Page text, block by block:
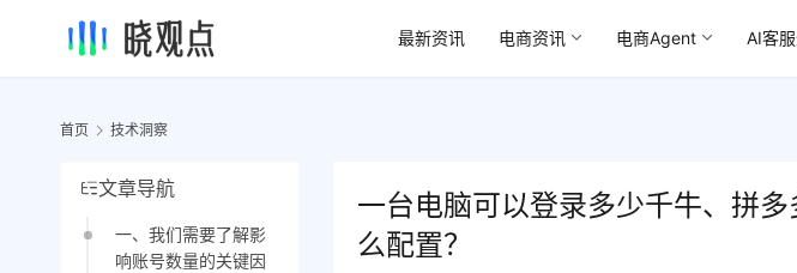
最新资讯 电商资讯 电商Agent AI客
首页 技术洞察
文章导航
一、我们需要了解影
响账号数量的关键因
一台电脑可以登录多少千牛、拼
么配置？